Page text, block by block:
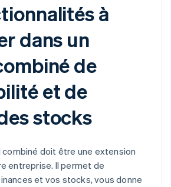
à
dans un
de
et de
stocks
combiné doit être une extension
entreprise. Il permet de
et vos stocks, vous donne